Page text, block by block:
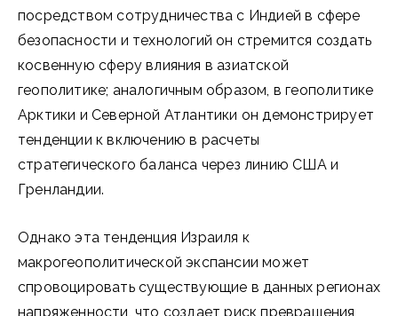
посредством сотрудничества с Индией в сфере
безопасности и технологий он стремится создать
косвенную сферу влияния в азиатской
геополитике; аналогичным образом, в геополитике
Арктики и Северной Атлантики он демонстрирует
тенденции к включению в расчеты
стратегического баланса через линию США и
Гренландии.
Однако эта тенденция Израиля к
макрогеополитической экспансии может
спровоцировать существующие в данных регионах
напряженности, что создает риск превращения